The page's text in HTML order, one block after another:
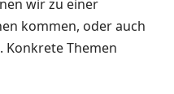
wir zu einer
kommen, oder auch
Konkrete Themen